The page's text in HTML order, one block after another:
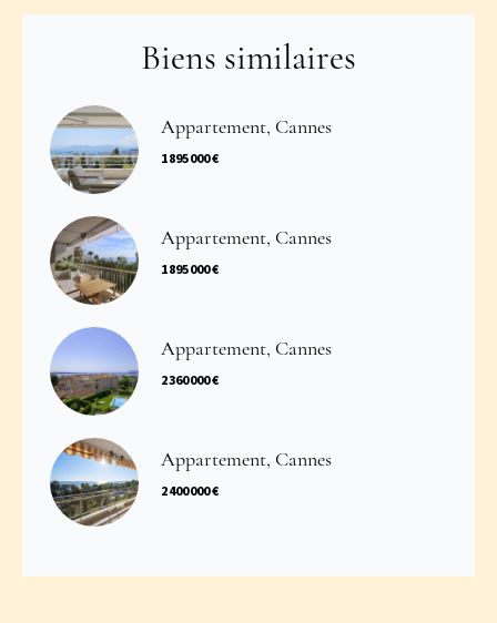
Biens similaires
Appartement, Cannes
1 895 000 €
Appartement, Cannes
1 895 000 €
Appartement, Cannes
2 360 000 €
Appartement, Cannes
2 400 000 €